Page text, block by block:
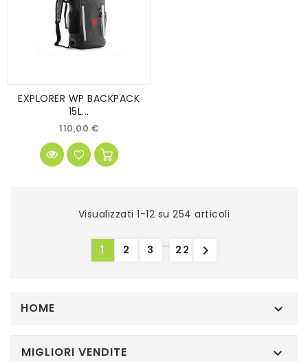
EXPLORER WP BACKPACK
15L...
110,00 €
Visualizzati 1-12 su 254 articoli
1 2 3 … 22 
HOME 
MIGLIORI VENDITE 